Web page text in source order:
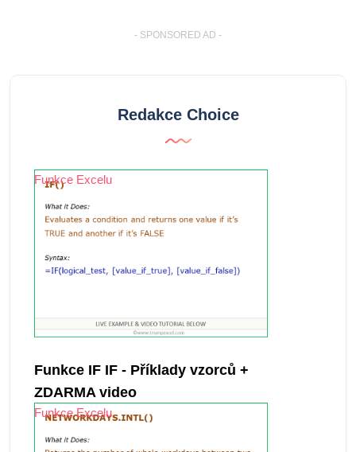
- SPONSORED AD -
Redakce Choice
Funkce Excelu
Funkce IF IF - Příklady vzorců +
ZDARMA video
Funkce Excelu